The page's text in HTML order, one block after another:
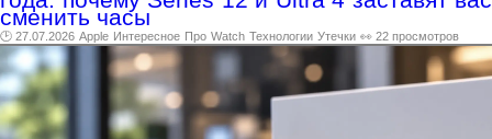
сменить часы
🕑 27.07.2026 Apple Интересное Про Watch Технологии Утечки 👀 22 просмотров